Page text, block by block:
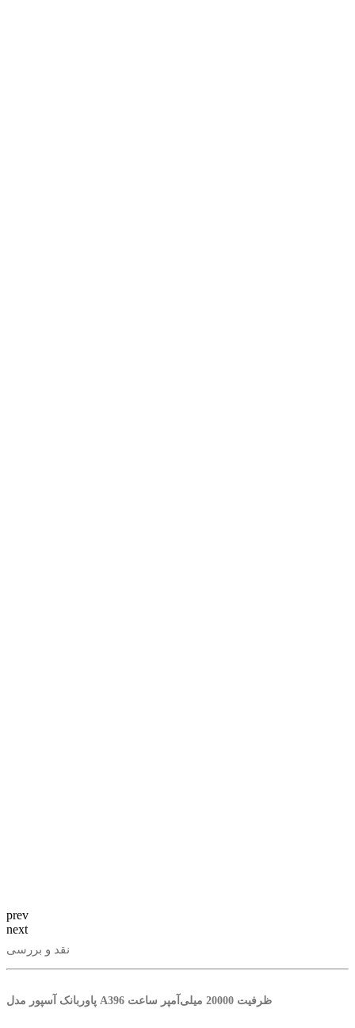
prev
next
نقد و بررسی
پاوربانک آسپور مدل A396 ظرفیت 20000 میلی‌آمپر ساعت